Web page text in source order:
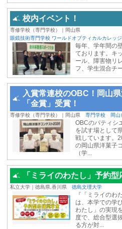
校内イベント！
専修学校（専門学校）｜岡山県
眼鏡技術専門学校 ワールドオプティカルカレッジ
毎年、学年間の
ております。キ
ール、障害物リ
フ、学生混合チ
入賞常連校のOBC！岡⼭
「⾦賞」受賞！
専修学校（専門学校）｜岡山県 専門学校 岡山
OBCのパティシ
を試す場として
戦しています。
の岡⼭県洋菓⼦
（学...
「ミライのわたし」予約型
私立大学｜徳島県,香川県 徳島文理大学
『「ミライのわ
は、本学での学
わたし」の実現
度で、総合型選
る方が対...